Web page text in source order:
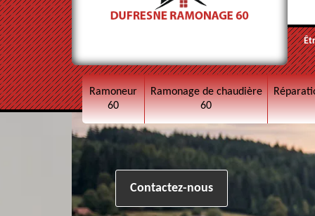
Ramoneur
60
Ramonage de chaudière
60
Contactez-nous